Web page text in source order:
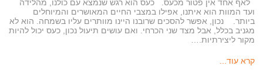
לאף אחד אין פטור מכעס. כעס הוא רגש שנמצא עם כולנו, מהלידה
ועד המוות הוא איתנו, אפילו במצבי החיים המאושרים והמיוחלים
ביותר. נכון, אפשר להסכים שרובנו היינו מוותרים עליו בשמחה. הוא לא
מגניב בכלל, אבל מצד שני הכרחי. ואם עושים תיעול נכון, כעס יכול להיות
מקור ליצירתיות.…
קרא עוד...